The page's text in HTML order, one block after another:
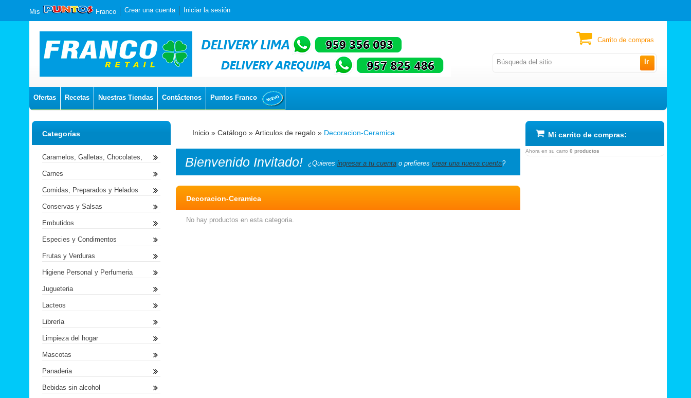
Ir
Mis Franco Crear una cuenta Iniciar la sesión
Ofertas Recetas Nuestras Tiendas Contáctenos Puntos Franco
Carrito de compras
Inicio » Catálogo » Articulos de regalo » Decoracion-Ceramica
Bienvenido Invitado! ¿Quieres ingresar a tu cuenta o prefieres crear una nueva cuenta?
Decoracion-Ceramica
No hay productos en esta categoria.
Categorías
Caramelos, Galletas, Chocolates,
Carnes
Comidas, Preparados y Helados
Conservas y Salsas
Embutidos
Especies y Condimentos
Frutas y Verduras
Higiene Personal y Perfumeria
Jugueteria
Lacteos
Librería
Limpieza del hogar
Mascotas
Panaderia
Bebidas sin alcohol
Mi carrito de compras:
Ahora en su carro 0 productos